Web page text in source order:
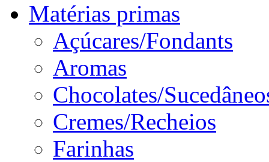
Matérias primas
Açúcares/Fondants
Aromas
Chocolates/
Cremes/Recheios
Farinhas